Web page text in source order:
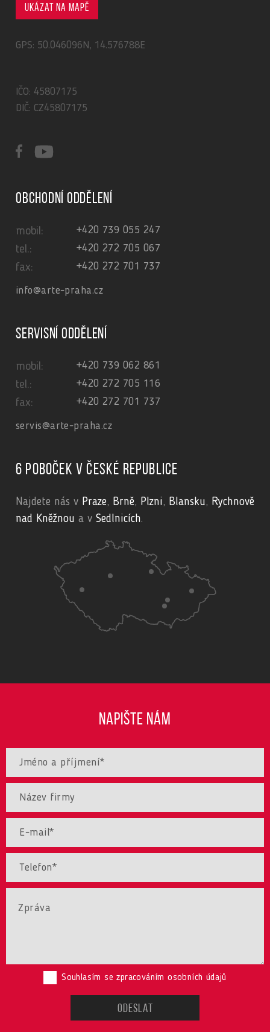
Ukázat na mapě
GPS: 50.046096N, 14.576788E
IČO: 45807175
DIČ: CZ45807175
Obchodní oddělení
mobil: +420 739 055 247
tel.: +420 272 705 067
fax: +420 272 701 737
info@arte-praha.cz
Servisní oddělení
mobil: +420 739 062 861
tel.: +420 272 705 116
fax: +420 272 701 737
servis@arte-praha.cz
6 poboček v České republice
Najdete nás v Praze, Brně, Plzni, Blansku, Rychnově
nad Kněžnou a v Sedlnicích.
NAPIŠTE NÁM
Souhlasím se zpracováním osobních údajů